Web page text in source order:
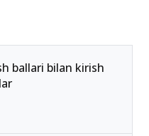
ballari bilan kirish